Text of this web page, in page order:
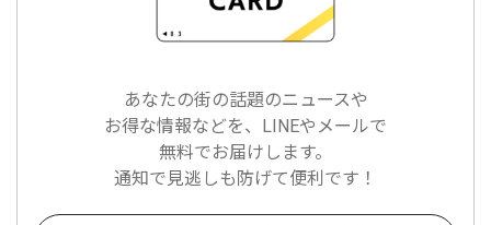
あなたの街の話題のニュースや
お得な情報などを、LINEやメールで
無料でお届けします。
通知で見逃しも防げて便利です！